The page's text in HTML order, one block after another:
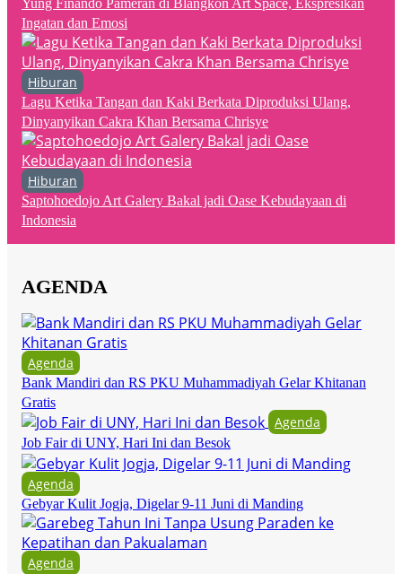
Yung Finando Pameran di Blangkon Art Space, Ekspresikan
Ingatan dan Emosi
Hiburan
Lagu Ketika Tangan dan Kaki Berkata Diproduksi Ulang,
Dinyanyikan Cakra Khan Bersama Chrisye
Hiburan
Saptohoedojo Art Galery Bakal jadi Oase Kebudayaan di
Indonesia
AGENDA
Agenda
Bank Mandiri dan RS PKU Muhammadiyah Gelar Khitanan
Gratis
Agenda
Job Fair di UNY, Hari Ini dan Besok
Agenda
Gebyar Kulit Jogja, Digelar 9-11 Juni di Manding
Agenda